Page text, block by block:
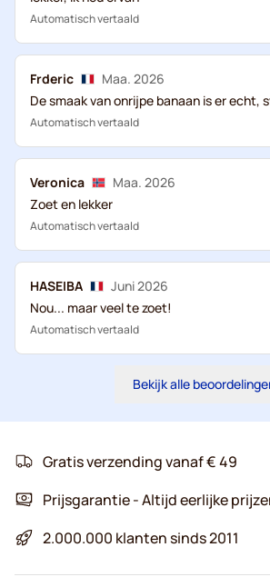
Automatisch vertaald
Frderic
Maa. 2026
De smaak van onrijpe banaan is er echt,
Automatisch vertaald
Veronica
Maa. 2026
Zoet en lekker
Automatisch vertaald
HASEIBA
Juni 2026
Nou... maar veel te zoet!
Automatisch vertaald
Bekijk alle
Gratis verzending vanaf € 49
Prijsgarantie - Altijd eerlijke
2.000.000 klanten sinds 2011